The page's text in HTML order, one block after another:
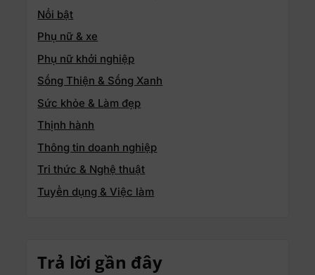
Nổi bật
Phụ nữ & xe
Phụ nữ khởi nghiệp
Sống Thiện & Sống Xanh
Sức khỏe & Làm đẹp
Thịnh hành
Thông tin doanh nghiệp
Tri thức & Nghệ thuật
Tuyển dụng & Việc làm
Trả lời gần đây